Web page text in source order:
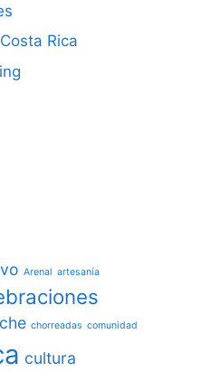
Rica
Arenal artesanía
chorreadas comunidad
cultura